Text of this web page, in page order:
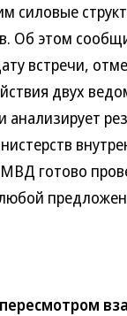
Об этом
встречи,
двух
готово